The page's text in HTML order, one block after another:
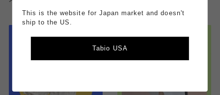
This is the website for Japan market and doesn't
ship to the US.
Tabio USA